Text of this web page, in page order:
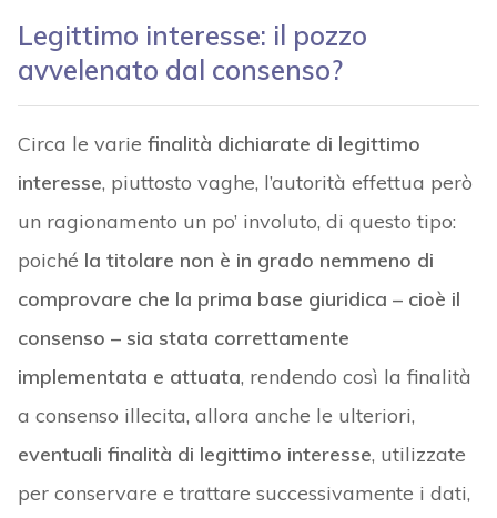
Legittimo interesse: il pozzo
avvelenato dal consenso?
Circa le varie finalità dichiarate di legittimo
interesse, piuttosto vaghe, l’autorità effettua però
un ragionamento un po’ involuto, di questo tipo:
poiché la titolare non è in grado nemmeno di
comprovare che la prima base giuridica – cioè il
consenso – sia stata correttamente
implementata e attuata, rendendo così la finalità
a consenso illecita, allora anche le ulteriori,
eventuali finalità di legittimo interesse, utilizzate
per conservare e trattare successivamente i dati,